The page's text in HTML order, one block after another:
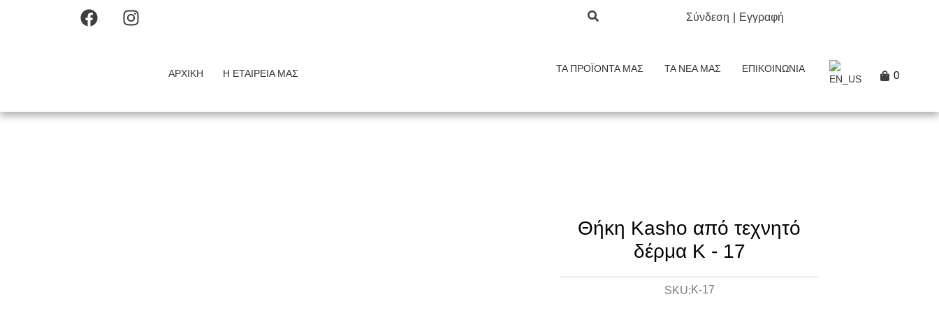
Σύνδεση Εγγραφή
ΑΡΧΙΚΉ Η ΕΤΑΙΡΕΊΑ ΜΑΣ ΤΑ ΠΡΟΪΌΝΤΑ ΜΑΣ ΤΑ ΝΈΑ ΜΑΣ ΕΠΙΚΟΙΝΩΝΊΑ
0
Θήκη Kasho από τεχνητό
δέρμα K - 17
SKU:K-17